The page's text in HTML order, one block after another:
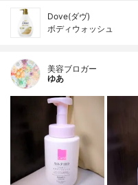
Dove(ダヴ)
ボディウォッシュ
美容ブロガー
ゆあ